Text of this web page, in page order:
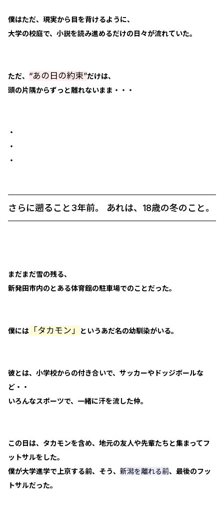
僕はただ、現実から目を背けるように、
大学の校庭で、小説を読み進めるだけの日々が流れていた。
ただ、 “あの日の約束”だけは、
頭の片隅からずっと離れないまま・・・
・
・
・
さらに遡ること3年前。 あれは、18歳の冬のこと。
まだまだ雪の残る、
新発田市内のとある体育館の駐車場でのことだった。
僕には 「タカモン」 というあだ名の幼馴染がいる。
彼とは、小学校からの付き合いで、サッカーやドッジボールな
ど・・
いろんなスポーツで、一緒に汗を流した仲。
この日は、タカモンを含め、地元の友人や先輩たちと集まってフ
ットサルをした。
僕が大学進学で上京する前、そう、 新潟を離れる前、最後のフッ
トサルだった。